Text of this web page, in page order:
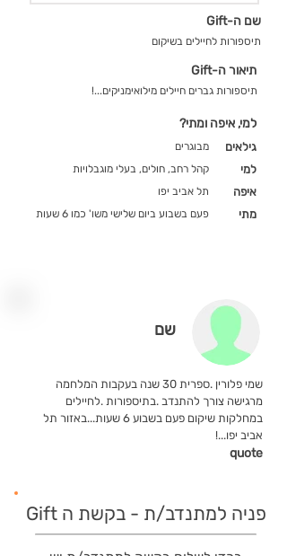
שם ה-Gift
תיספורות לחיילים בשיקום
תיאור ה-Gift
תיספורות גברים חיילים מילואימניקים...!
למי, איפה ומתי?
מבוגרים גילאים
קהל רחב, חולים, בעלי מוגבלויות למי
תל אביב יפו איפה
פעם בשבוע ביום שלישי משו' כמו 6 שעות מתי
שם
שמי פלורין .ספרית 30 שנה בעקבות המלחמה
מרגישה צורך להתנדב .בתיספורות .לחיילים
במחלקות שיקום פעם בשבוע 6 שעות...באזור תל
אביב יפו...!
quote
פניה למתנדב/ת - בקשת ה Gift